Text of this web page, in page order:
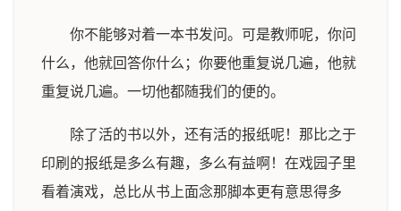
你不能够对着一本书发问。可是教师呢，你问
什么，他就回答你什么；你要他重复说几遍，他就
重复说几遍。一切他都随我们的便的。
除了活的书以外，还有活的报纸呢！那比之于
印刷的报纸是多么有趣，多么有益啊！在戏园子里
看着演戏，总比从书上面念那脚本更有意思得多